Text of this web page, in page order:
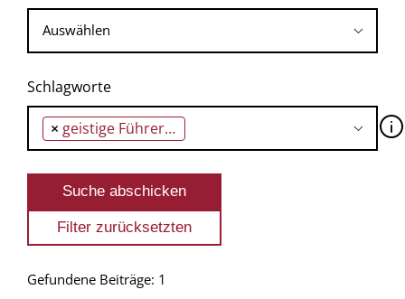
Schlagworte
× geistige Führerschaft 🛈
Gefundene Beiträge: 1